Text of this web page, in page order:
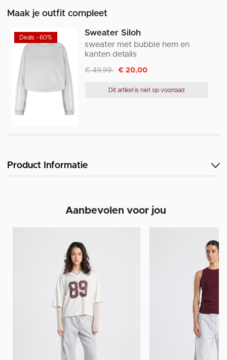
Maak je outfit compleet
Deals - 60%
Sweater Siloh
sweater met bubble hem en
kanten details
Afgeprijsd van
€ 49,99naar
€ 20,00
Dit artikel is niet op voorraad
Product Informatie
Aanbevolen voor jou